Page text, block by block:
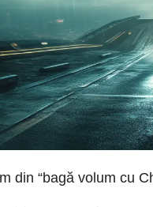
din “bagă volum cu